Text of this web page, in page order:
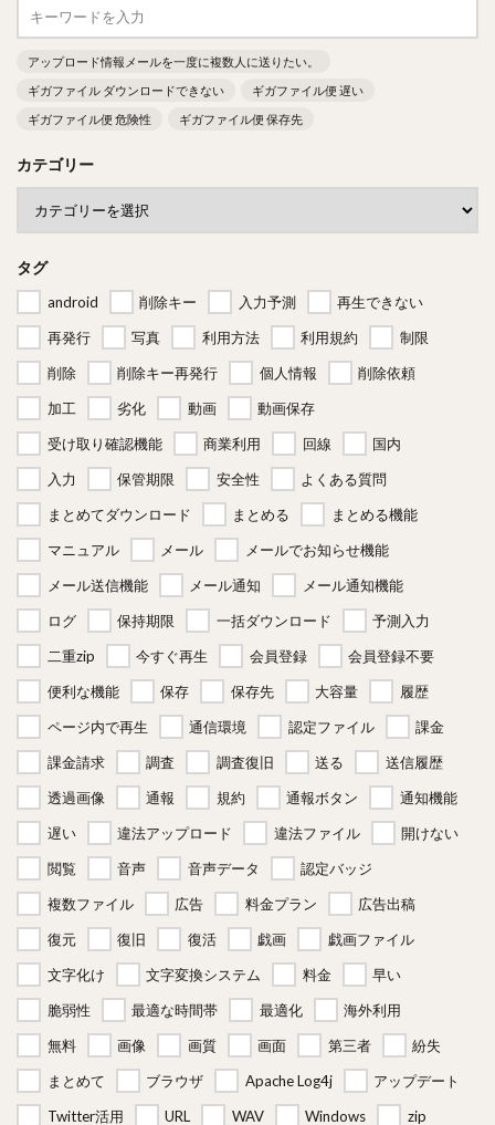
アップロード情報メールを一度に複数人に送りたい。
ギガファイル ダウンロードできない
ギガファイル便 遅い
ギガファイル便 危険性
ギガファイル便 保存先
カテゴリー
タグ
android 削除キー 入力予測
再生できない
再発行
写真 利用方法 利用規約
制限
削除
削除キー再発行 個人情報
削除依頼
加工
劣化 動画
動画保存
受け取り確認機能
商業利用 回線
国内
入力
保管期限 安全性
よくある質問
まとめてダウンロード
まとめる
まとめる機能
マニュアル
メール
メールでお知らせ機能
メール送信機能
メール通知
メール通知機能
ログ
保持期限 一括ダウンロード
予測入力
二重zip
今すぐ再生 会員登録
会員登録不要
便利な機能
保存 保存先 大容量
履歴
ページ内で再生
通信環境 認定ファイル
課金
課金請求
調査 調査復旧 送る
送信履歴
透過画像
通報 規約 通報ボタン
通知機能
遅い
違法アップロード 違法ファイル
開けない
閲覧
音声 音声データ
認定バッジ
複数ファイル
広告 料金プラン
広告出稿
復元
復旧 復活 戯画
戯画ファイル
文字化け
文字変換システム 料金
早い
脆弱性
最適な時間帯 最適化
海外利用
無料
画像 画質 画面 第三者
紛失
まとめて
ブラウザ Apache Log4j
アップデート
Twitter活用
URL WAV Windows
zip